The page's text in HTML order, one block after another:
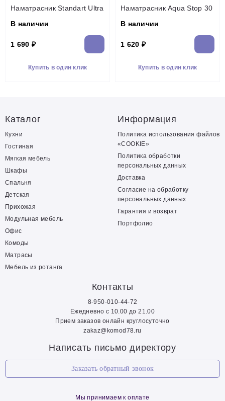
Наматрасник Standart Ultra
В наличии
1 690 ₽
Купить в один клик
Наматрасник Aqua Stop 30
В наличии
1 620 ₽
Купить в один клик
Каталог
Кухни
Гостиная
Мягкая мебель
Шкафы
Спальня
Детская
Прихожая
Модульная мебель
Офис
Комоды
Матрасы
Мебель из ротанга
Информация
Политика использования файлов
«COOKIE»
Политика обработки
персональных данных
Доставка
Согласие на обработку
персональных данных
Гарантия и возврат
Портфолио
Контакты
8-950-010-44-72
Ежедневно с 10.00 до 21.00
Прием заказов онлайн круглосуточно
zakaz@komod78.ru
Написать письмо директору
Заказать обратный звонок
Мы принимаем к оплате